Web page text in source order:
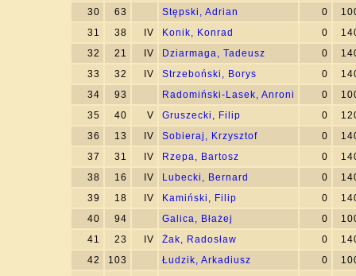
30
63 Stępski, Adrian 0
31
38 IV Konik, Konrad 0
32
21 IV Dziarmaga, Tadeusz 0
33
32 IV Strzeboński, Borys 0
34
93 Radomiński-Lasek, Anroni 0
35
40 V Gruszecki, Filip 0
36
13 IV Sobieraj, Krzysztof 0
37
31 IV Rzepa, Bartosz 0
38
16 IV Lubecki, Bernard 0
39
18 IV Kamiński, Filip 0
40
94 Galica, Błażej 0
41
23 IV Żak, Radosław 0
42
103 Łudzik, Arkadiusz 0